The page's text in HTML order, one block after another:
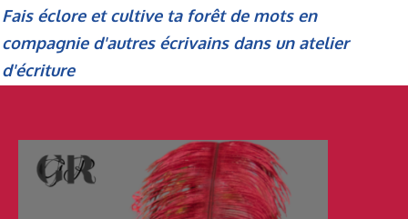
Fais éclore et cultive ta forêt de mots en
compagnie d'autres écrivains dans un atelier
d'écriture